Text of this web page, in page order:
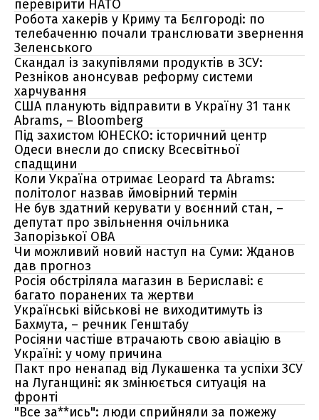
перевірити НАТО
Робота хакерів у Криму та Бєлгороді: по
телебаченню почали транслювати звернення
Зеленського
Скандал із закупівлями продуктів в ЗСУ:
Резніков анонсував реформу системи
харчування
США планують відправити в Україну 31 танк
Abrams, – Bloomberg
Під захистом ЮНЕСКО: історичний центр
Одеси внесли до списку Всесвітньої
спадщини
Коли Україна отримає Leopard та Abrams:
політолог назвав ймовірний термін
Не був здатний керувати у воєнний стан, –
депутат про звільнення очільника
Запорізької ОВА
Чи можливий новий наступ на Суми: Жданов
дав прогноз
Росія обстріляла магазин в Бериславі: є
багато поранених та жертви
Українські військові не виходитимуть із
Бахмута, – речник Генштабу
Росіяни частіше втрачають свою авіацію в
Україні: у чому причина
Пакт про ненапад від Лукашенка та успіхи ЗСУ
на Луганщині: як змінюється ситуація на
фронті
"Все за**ись": люди сприйняли за пожежу